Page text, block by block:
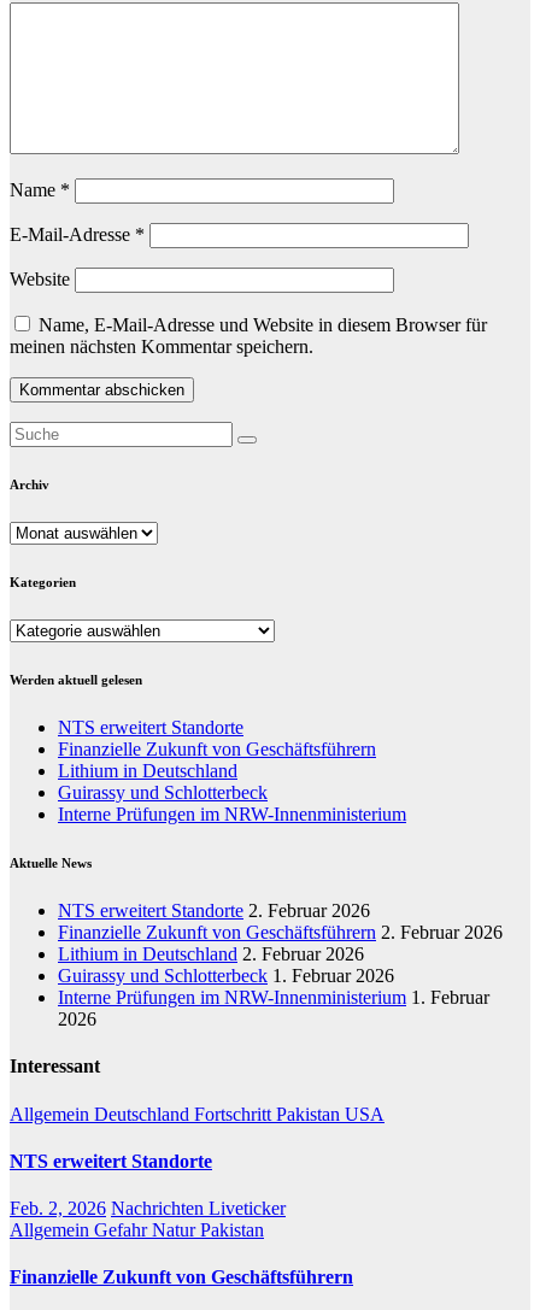
Name *
E-Mail-Adresse *
Website
Name, E-Mail-Adresse und Website in diesem Browser für
meinen nächsten Kommentar speichern.
Archiv
Archiv
Kategorien
Kategorien
Werden aktuell gelesen
NTS erweitert Standorte
Finanzielle Zukunft von Geschäftsführern
Lithium in Deutschland
Guirassy und Schlotterbeck
Interne Prüfungen im NRW-Innenministerium
Aktuelle News
NTS erweitert Standorte 2. Februar 2026
Finanzielle Zukunft von Geschäftsführern 2. Februar 2026
Lithium in Deutschland 2. Februar 2026
Guirassy und Schlotterbeck 1. Februar 2026
Interne Prüfungen im NRW-Innenministerium 1. Februar
2026
Interessant
Allgemein Deutschland Fortschritt Pakistan USA
NTS erweitert Standorte
Feb. 2, 2026 Nachrichten Liveticker
Allgemein GefahrNaturPakistan
Finanzielle Zukunft von Geschäftsführern